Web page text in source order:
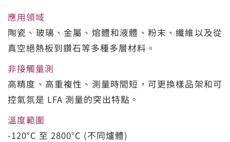
應用領域
陶瓷、玻璃、金屬、熔體和液體、粉末、纖維以及從
真空絕熱板到鑽石等多種多層材料。
非接觸量測
高精度、高重複性、測量時間短，可更換樣品架和可
控氣氛是 LFA 測量的突出特點。
溫度範圍
-120°C 至 2800°C (不同爐體)